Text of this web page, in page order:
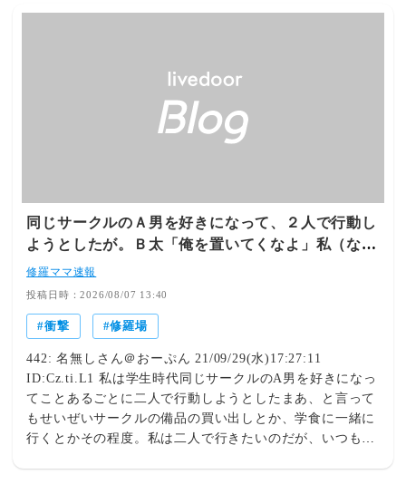
同じサークルのＡ男を好きになって、２人で行動し
ようとしたが。Ｂ太「俺を置いてくなよ」私（なん
でいつも出てくる！？）→ すると・・・
修羅ママ速報
投稿日時：2026/08/07 13:40
衝撃 修羅場
442: 名無しさん＠おーぷん 21/09/29(水)17:27:11
ID:Cz.ti.L1 私は学生時代同じサークルのA男を好きになっ
てことあるごとに二人で行動しようとしたまあ、と言って
もせいぜいサークルの備品の買い出しとか、学食に一緒に
行くとかその程度。私は二人で行きたいのだが、いつもい